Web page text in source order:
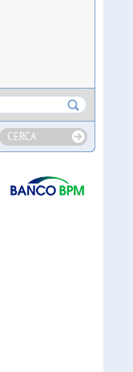
CERCA